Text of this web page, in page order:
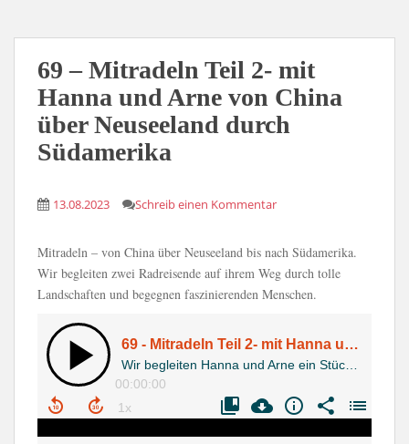
69 – Mitradeln Teil 2- mit
Hanna und Arne von China
über Neuseeland durch
Südamerika
13.08.2023 Schreib einen Kommentar
Mitradeln – von China über Neuseeland bis nach Südamerika.
Wir begleiten zwei Radreisende auf ihrem Weg durch tolle
Landschaften und begegnen faszinierenden Menschen.